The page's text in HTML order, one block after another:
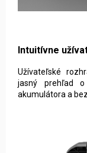
Intuitívne
Užívateľské
jasný prehľad
akumulátora a